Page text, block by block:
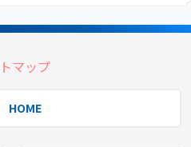
マップ
HOME